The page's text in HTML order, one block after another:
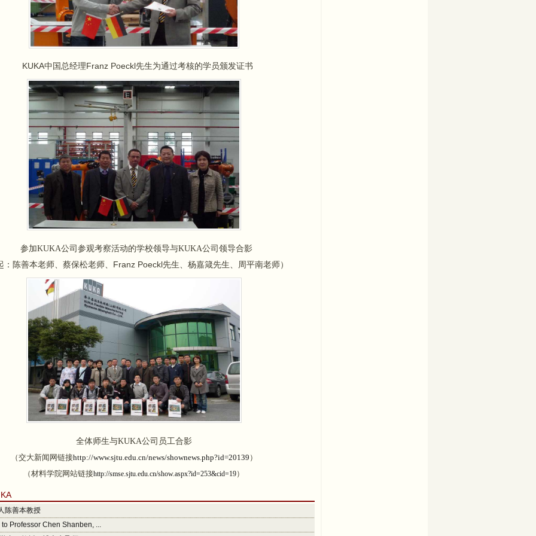
KUKA中国总经理Franz Poeckl先生为通过考核的学员颁发证书
参加KUKA公司参观考察活动的学校领导与KUKA公司领导合影
： 陈善本老师、蔡保松老师、 Franz Poeckl先生、杨嘉箴先生、 周平南老师）
全体师生与KUKA公司员工合影
（交大新闻网链接http://www.sjtu.edu.cn/news/shownews.php?id=20139 ）
（材料学院网站链接http://smse.sjtu.edu.cn/show.aspx?id=253&cid=19）
陈善本教授
Professor Chen Shanben, ...